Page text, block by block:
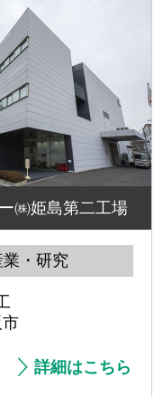
㈱姫島第二工場
業・研究
詳細はこちら